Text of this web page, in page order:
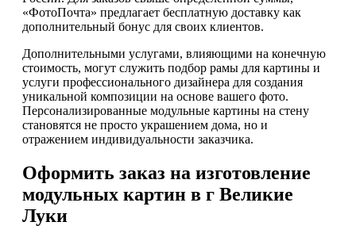
«ФотоПочта» предлагает бесплатную доставку как
дополнительный бонус для своих клиентов.
Дополнительными услугами, влияющими на конечную
стоимость, могут служить подбор рамы для картины и
услуги профессионального дизайнера для создания
уникальной композиции на основе вашего фото.
Персонализированные модульные картины на стену
становятся не просто украшением дома, но и
отражением индивидуальности заказчика.
Оформить заказ на изготовление
модульных картин в г Великие
Луки